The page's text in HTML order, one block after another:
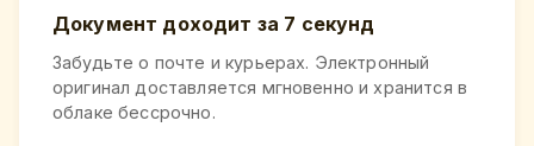
Документ доходит за 7 секунд
Забудьте о почте и курьерах. Электронный
оригинал доставляется мгновенно и хранится в
облаке бессрочно.